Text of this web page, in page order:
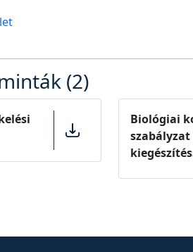
(2)
Biológiai
szabályzat